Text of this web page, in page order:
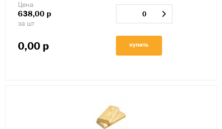
Цена
638,00 р
за шт
0,00 р купить